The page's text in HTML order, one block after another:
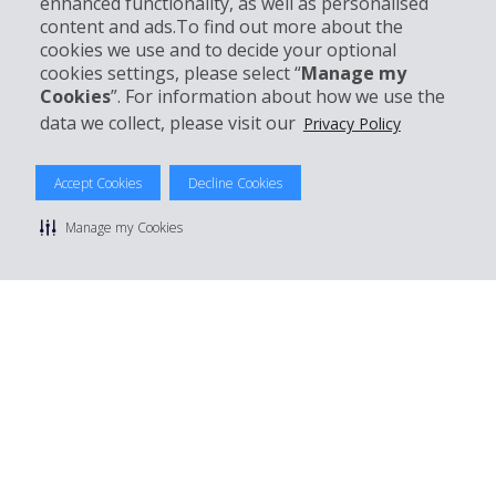
content and ads.To find out more about the
cookies we use and to decide your optional
cookies settings, please select “Manage my
Cookies”. For information about how we use the
data we collect, please visit our Privacy Policy
Accept Cookies Decline Cookies
Manage my Cookies
Mieten bei Hertz
© 2026 The Hertz System, Inc.
Datenschutzrichtlinie | Nutzungsbedingungen
Sitemap Cookies verwalten